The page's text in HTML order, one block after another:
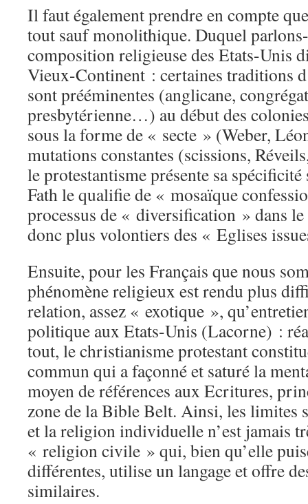
Il faut également prendre en compte
tout sauf monolithique. Duquel
composition religieuse des Etats-Unis
Vieux-Continent : certaines traditions
sont prééminentes (anglicane,
presbytérienne…) au début des
sous la forme de « secte » (Weber,
mutations constantes (scissions,
le protestantisme présente sa
Fath le qualifie de « mosaïque
processus de « diversification » dans
donc plus volontiers des « Eglises
Ensuite, pour les Français que nous
phénomène religieux est rendu plus
relation, assez « exotique »,
politique aux Etats-Unis (Lacorne) :
tout, le christianisme protestant
commun qui a façonné et saturé la
moyen de références aux Ecritures,
zone de la Bible Belt. Ainsi, les limites
et la religion individuelle n’est jamais
« religion civile » qui, bien qu’elle
différentes, utilise un langage et offre
similaires.